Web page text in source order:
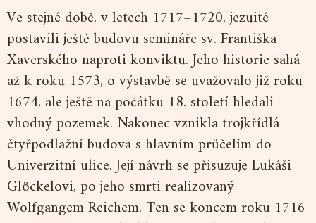
Ve stejné době, v letech 1717–1720, jezuité
postavili ještě budovu semináře sv. Františka
Xaverského naproti konviktu. Jeho historie sahá
až k roku 1573, o výstavbě se uvažovalo již roku
1674, ale ještě na počátku 18. století hledali
vhodný pozemek. Nakonec vznikla trojkřídlá
čtyřpodlažní budova s hlavním průčelím do
Univerzitní ulice. Její návrh se přisuzuje Lukáši
Glöckelovi, po jeho smrti realizovaný
Wolfgangem Reichem. Ten se koncem roku 1716